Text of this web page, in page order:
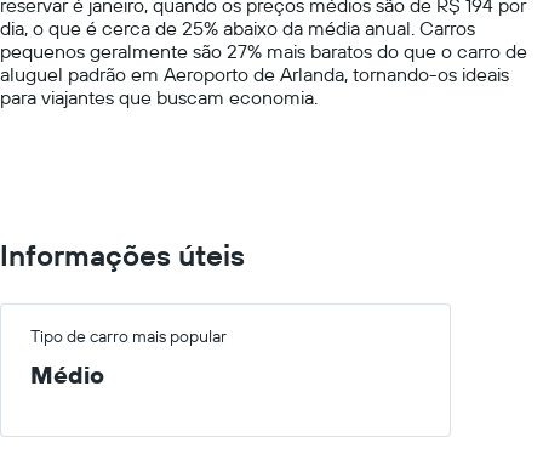
Y
axis
displaying
values.
Range:
dia, o que é cerca de 25% abaixo da média anual. Carros
pequenos geralmente são 27% mais baratos do que o carro de
aluguel padrão em Aeroporto de Arlanda, tornando-os ideais
para viajantes que buscam economia.
Informações úteis
Tipo de carro mais popular
Médio